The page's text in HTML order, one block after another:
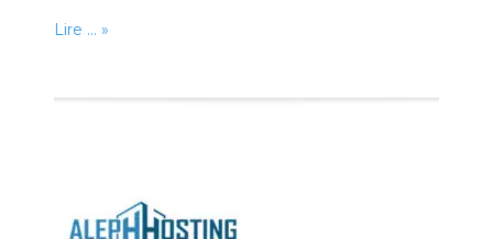
Lire … »